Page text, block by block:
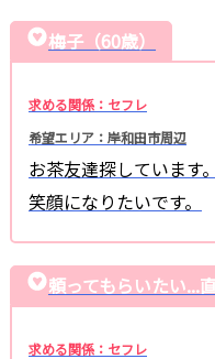
梅子（60歳）
求める関係：セフレ
希望エリア：岸和田市周辺
お茶友達探しています
笑顔になりたいです。
頼ってもらいたい...
求める関係：セフレ